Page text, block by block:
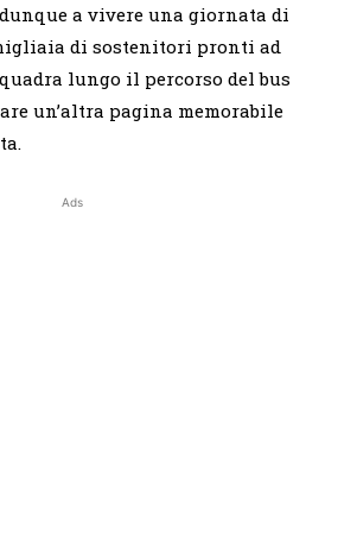
a vivere una giornata di
di sostenitori pronti ad
lungo il percorso del bus
un’altra pagina memorabile
Ads